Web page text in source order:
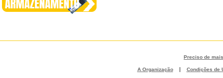
Preciso de
A Organização | Condições de